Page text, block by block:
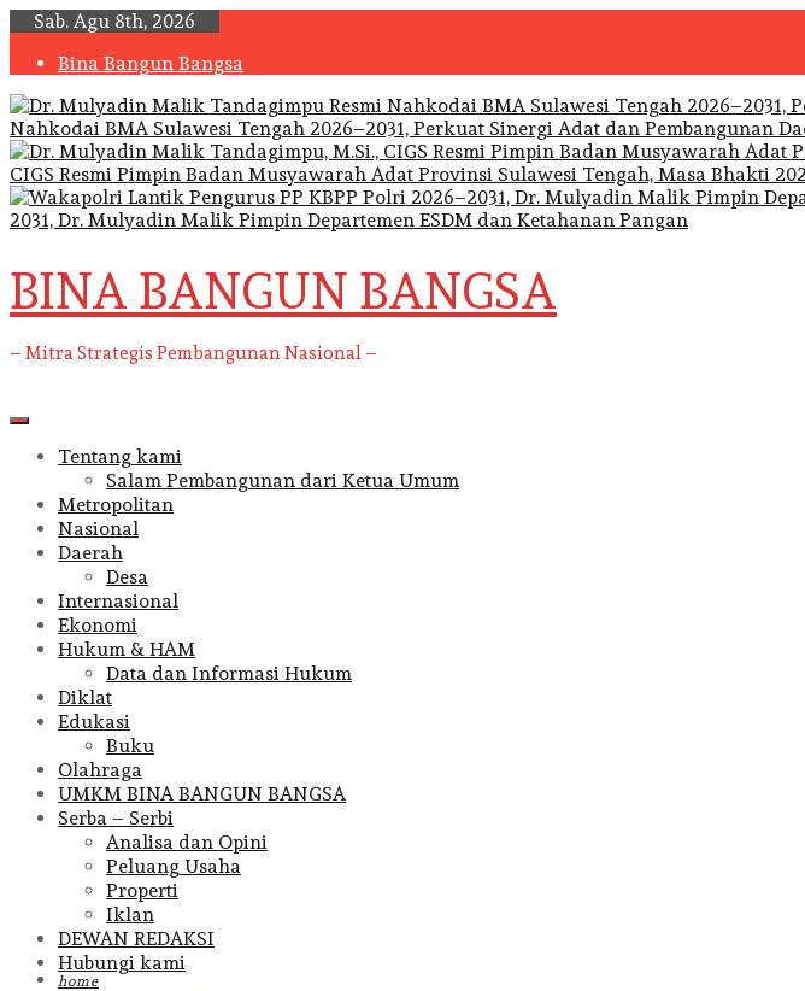
Skip
content
Sab. Agu 8th, 2026
Bina Bangun Bangsa
Nahkodai BMA Sulawesi Tengah 2026–2031, Perkuat Sinergi Adat dan Pembangunan
CIGS Resmi Pimpin Badan Musyawarah Adat Provinsi Sulawesi Tengah, Masa Bhakti
2031, Dr. Mulyadin Malik Pimpin Departemen ESDM dan Ketahanan Pangan
BINA BANGUN BANGSA
– Mitra Strategis Pembangunan Nasional –
Primary
Tentang kami
Salam Pembangunan dari Ketua Umum
Metropolitan
Nasional
Daerah
Desa
Internasional
Ekonomi
Hukum & HAM
Data dan Informasi Hukum
Diklat
Edukasi
Buku
Olahraga
UMKM BINA BANGUN BANGSA
Serba – Serbi
Analisa dan Opini
Peluang Usaha
Properti
Iklan
DEWAN REDAKSI
Hubungi kami
home